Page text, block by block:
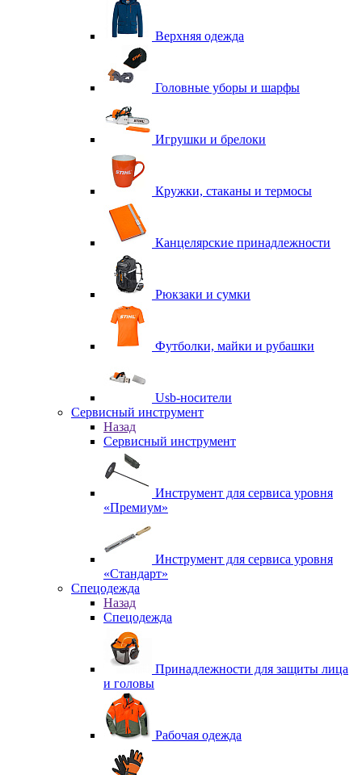
Верхняя одежда
Головные уборы и шарфы
Игрушки и брелоки
Кружки, стаканы и термосы
Канцелярские принадлежности
Рюкзаки и сумки
Футболки, майки и рубашки
Usb-носители
Сервисный инструмент
Назад
Сервисный инструмент
Инструмент для сервиса уровня
«Премиум»
Инструмент для сервиса уровня
«Стандарт»
Спецодежда
Назад
Спецодежда
Принадлежности для защиты лица
и головы
Рабочая одежда